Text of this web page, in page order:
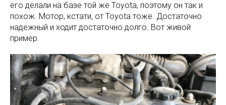
его делали на базе той же Toyota, поэтому он так и
похож. Мотор, кстати, от Toyota тоже. Достаточно
надежный и ходит достаточно долго. Вот живой
пример.